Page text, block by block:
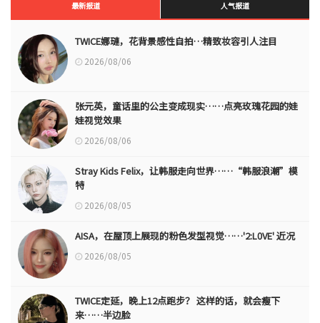
最新报道 人气报道
TWICE娜璉，花背景感性自拍…精致妆容引人注目
2026/08/06
张元英，童话里的公主变成现实……点亮玫瑰花园的娃
娃视觉效果
2026/08/06
Stray Kids Felix，让韩服走向世界……“韩服浪潮”模
特
2026/08/05
AISA，在屋顶上展现的粉色发型视觉……'2:L0VE' 近况
2026/08/05
TWICE定延，晚上12点跑步？ 这样的话，就会瘦下
来……半边脸